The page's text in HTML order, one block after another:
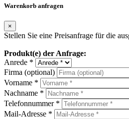
Warenkorb anfragen
×
Stellen Sie eine Preisanfrage für die
Produkt(e) der Anfrage:
Anrede *
Firma (optional)
Vorname *
Nachname *
Telefonnummer *
Mail-Adresse *